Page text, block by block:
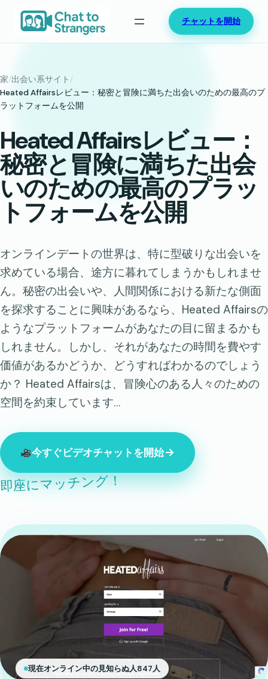
キ
ッ
プ
チャットを開始
家/出会い系サイト /
Heated Affairsレビュー：秘密と冒険に満ちた出会いのための最高のプ
ラットフォームを公開
Heated Affairsレビュー：
秘密と冒険に満ちた出会
いのための最高のプラッ
トフォームを公開
オンラインデートの世界は、特に型破りな出会いを
求めている場合、途方に暮れてしまうかもしれませ
ん。秘密の出会いや、人間関係における新たな側面
を探求することに興味があるなら、Heated Affairsの
ようなプラットフォームがあなたの目に留まるかも
しれません。しかし、それがあなたの時間を費やす
価値があるかどうか、どうすればわかるのでしょう
か？ Heated Affairsは、冒険心のある人々のための
空間を約束しています…
今すぐビデオチャットを開始
即座にマッチング！
現在オンライン中の見知らぬ人847人